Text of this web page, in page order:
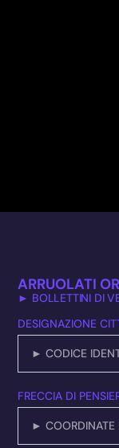
ARRUOLATI
► BOLLETTINI DI
DESIGNAZIONE
FRECCIA DI